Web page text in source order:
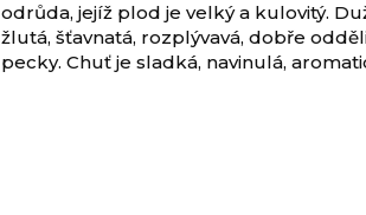
odrůda, jejíž plod je velký a kulovitý.
žlutá, šťavnatá, rozplývavá, dobře
pecky. Chuť je sladká, navinulá,